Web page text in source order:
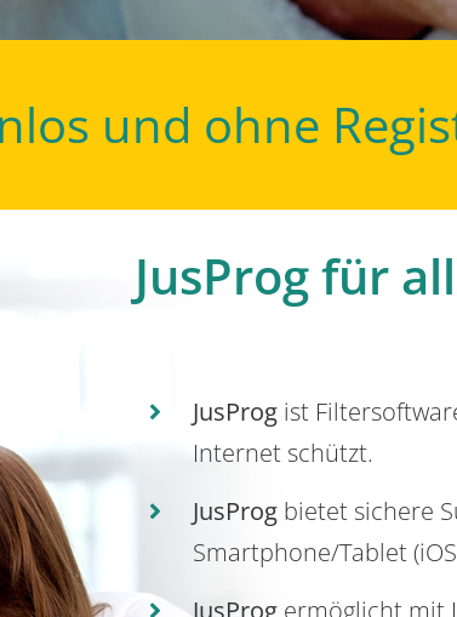
und ohne
JusProg für
JusProgist
Internet schützt.
JusProgbietet sichere
Smartphone/Tablet
JusProg ermöglicht mit